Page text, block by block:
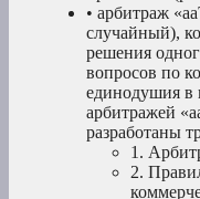
• арбитраж
случайный),
решения
вопросов по
единодушия в
арбитражей
разработаны
1.
2.